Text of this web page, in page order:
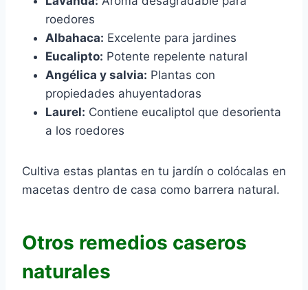
roedores
Albahaca: Excelente para jardines
Eucalipto: Potente repelente natural
Angélica y salvia: Plantas con
propiedades ahuyentadoras
Laurel: Contiene eucaliptol que desorienta
a los roedores
Cultiva estas plantas en tu jardín o colócalas en
macetas dentro de casa como barrera natural.
Otros remedios caseros
naturales